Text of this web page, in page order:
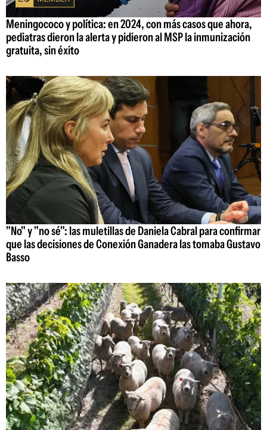
Meningococo y política: en 2024, con más casos que ahora,
pediatras dieron la alerta y pidieron al MSP la inmunización
gratuita, sin éxito
"No" y "no sé": las muletillas de Daniela Cabral para confirmar
que las decisiones de Conexión Ganadera las tomaba Gustavo
Basso